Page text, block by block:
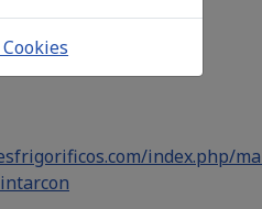
para uso
index.php/